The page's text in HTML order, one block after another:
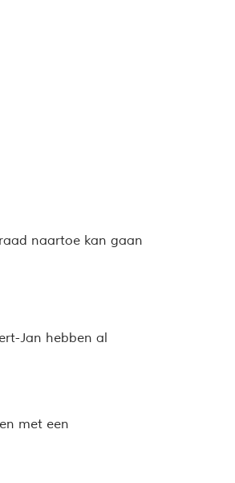
naartoe kan gaan
Jan hebben al
met een